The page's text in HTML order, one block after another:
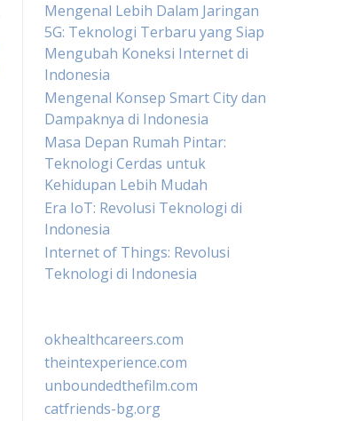
Mengenal Lebih Dalam Jaringan
5G: Teknologi Terbaru yang Siap
Mengubah Koneksi Internet di
Indonesia
Mengenal Konsep Smart City dan
Dampaknya di Indonesia
Masa Depan Rumah Pintar:
Teknologi Cerdas untuk
Kehidupan Lebih Mudah
Era IoT: Revolusi Teknologi di
Indonesia
Internet of Things: Revolusi
Teknologi di Indonesia
okhealthcareers.com
theintexperience.com
unboundedthefilm.com
catfriends-bg.org